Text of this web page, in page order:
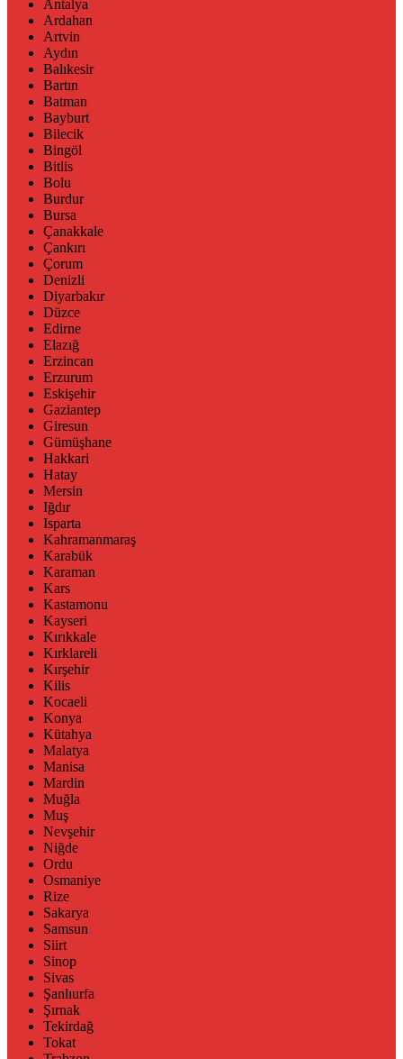
Antalya
Ardahan
Artvin
Aydın
Balıkesir
Bartın
Batman
Bayburt
Bilecik
Bingöl
Bitlis
Bolu
Burdur
Bursa
Çanakkale
Çankırı
Çorum
Denizli
Diyarbakır
Düzce
Edirne
Elazığ
Erzincan
Erzurum
Eskişehir
Gaziantep
Giresun
Gümüşhane
Hakkari
Hatay
Mersin
Iğdır
Isparta
Kahramanmaraş
Karabük
Karaman
Kars
Kastamonu
Kayseri
Kırıkkale
Kırklareli
Kırşehir
Kilis
Kocaeli
Konya
Kütahya
Malatya
Manisa
Mardin
Muğla
Muş
Nevşehir
Niğde
Ordu
Osmaniye
Rize
Sakarya
Samsun
Siirt
Sinop
Sivas
Şanlıurfa
Şırnak
Tekirdağ
Tokat